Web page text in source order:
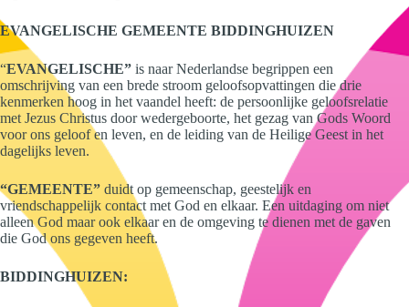
EVANGELISCHE GEMEENTE BIDDINGHUIZEN
“EVANGELISCHE” is naar Nederlandse begrippen een
omschrijving van een brede stroom geloofsopvattingen die drie
kenmerken hoog in het vaandel heeft: de persoonlijke geloofsrelatie
met Jezus Christus door wedergeboorte, het gezag van Gods Woord
voor ons geloof en leven, en de leiding van de Heilige Geest in het
dagelijks leven.
“GEMEENTE” duidt op gemeenschap, geestelijk en
vriendschappelijk contact met God en elkaar. Een uitdaging om niet
alleen God maar ook elkaar en de omgeving te dienen met de gaven
die God ons gegeven heeft.
BIDDINGHUIZEN: